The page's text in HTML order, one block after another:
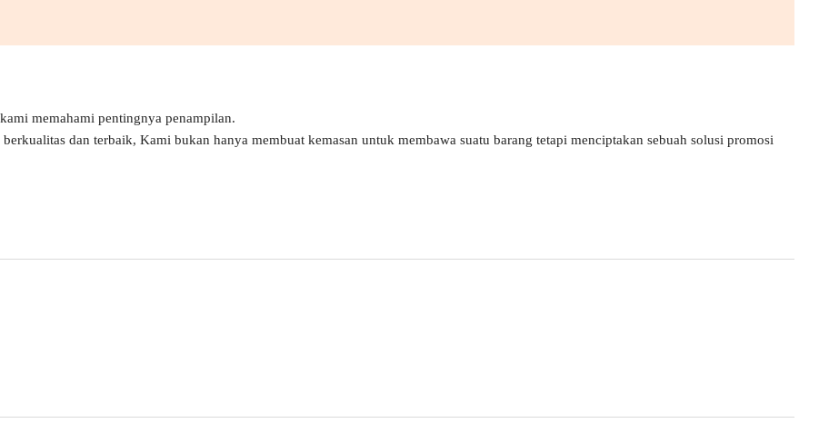
memahami pentingnya penampilan.
dan terbaik, Kami bukan hanya membuat kemasan untuk membawa suatu barang tetapi menciptakan sebuah solusi promosi